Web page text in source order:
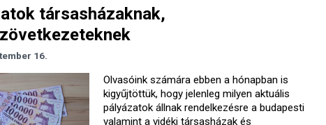
társasházaknak,
16.
Olvasóink számára ebben a hónapban is
kigyűjtöttük, hogy jelenleg milyen aktuális
pályázatok állnak rendelkezésre a budapesti
valamint a vidéki társasházak és